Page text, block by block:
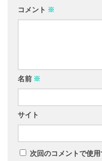
コメント ※
名前 ※
サイト
次回のコメントで使